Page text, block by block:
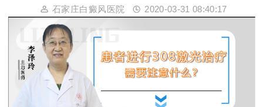
石家庄白癜风医院 2020-03-31 08:40:17